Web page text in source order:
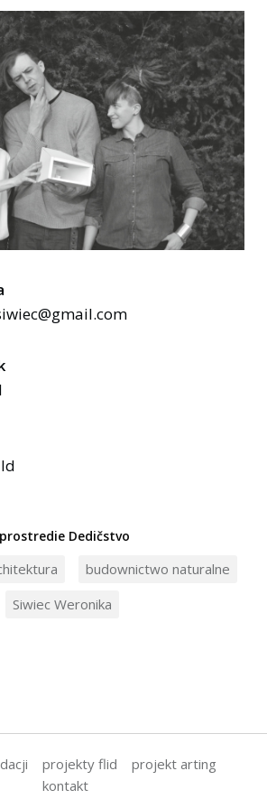
Dedičstvo
budownictwo naturalne
Siwiec Weronika
projekty flid
projekt arting
kontakt